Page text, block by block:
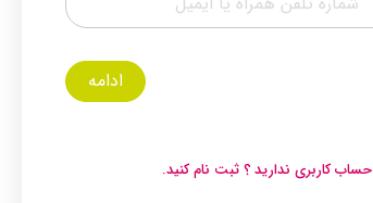
ادامه
حساب کاربری ندارید ؟ ثبت نام کنید.